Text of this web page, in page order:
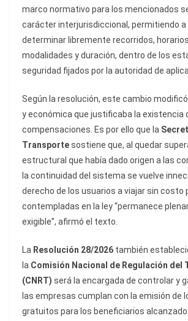
marco normativo para los mencionados
carácter interjurisdiccional, permitiendo
determinar libremente recorridos,
modalidades y duración, dentro de los
seguridad fijados por la autoridad de
Según la resolución, este cambio
y económica que justificaba la existencia
compensaciones. Es por ello que la
Transportesostiene que, al quedar
estructural que había dado origen a las
la continuidad del sistema se vuelve
derecho de los usuarios a viajar sin costo
contempladas en la ley “permanece
exigible”, afirmó el texto.
La Resolución 28/2026 también
la Comisión Nacional de Regulación del
(CNRT) será la encargada de controlar y
las empresas cumplan con la emisión de
gratuitos para los beneficiarios